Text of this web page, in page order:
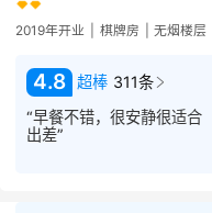
2019年开业 棋牌房 无烟楼层
4.8 超棒 311条
“早餐不错，很安静很适合
出差”